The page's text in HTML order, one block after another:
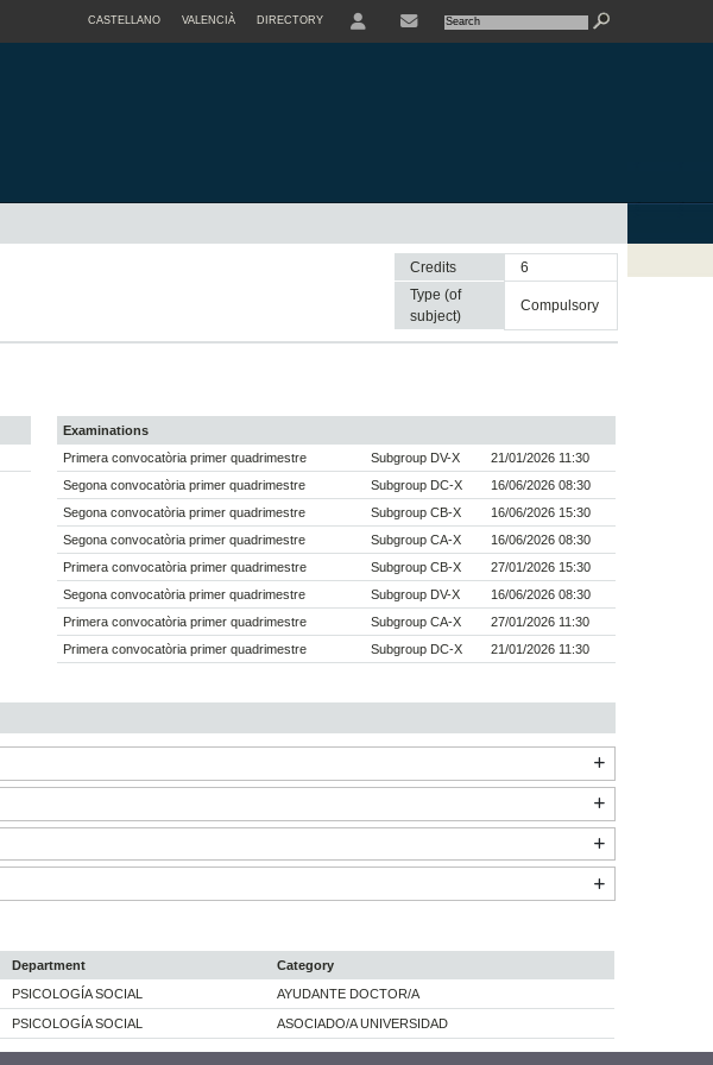
CASTELLANO VALENCIÀ DIRECTORY
Credits
6
Type (of
subject)
compulsory
Examinations
Primera convocatòria primer quadrimestre
Subgroup DV-X
21/01/2026 11:30
Segona convocatòria primer quadrimestre
Subgroup DC-X
16/06/2026 08:30
Segona convocatòria primer quadrimestre
Subgroup CB-X
16/06/2026 15:30
Segona convocatòria primer quadrimestre
Subgroup CA-X
16/06/2026 08:30
Primera convocatòria primer quadrimestre
Subgroup CB-X
27/01/2026 15:30
Segona convocatòria primer quadrimestre
Subgroup DV-X
16/06/2026 08:30
Primera convocatòria primer quadrimestre
Subgroup CA-X
27/01/2026 11:30
Primera convocatòria primer quadrimestre
Subgroup DC-X 21/01/2026 11:30
Department
Category
PSICOLOGÍA SOCIAL AYUDANTE DOCTOR/A
PSICOLOGÍA SOCIAL ASOCIADO/A UNIVERSIDAD